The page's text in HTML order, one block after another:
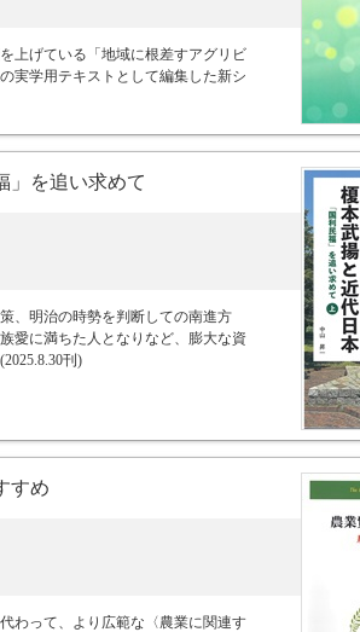
上げている「地域に根差すアグリビ
実学用テキストとして編集した新シ
」を追い求めて
、明治の時勢を判断しての南進方
愛に満ちた人となりなど、膨大な資
刊)
すめ
わって、より広範な〈農業に関連す